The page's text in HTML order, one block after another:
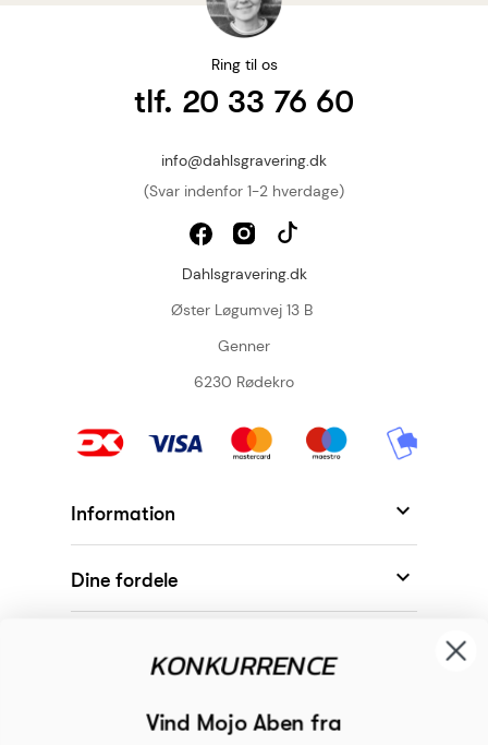
Ring til os
tlf. 20 33 76 60
info@dahlsgravering.dk
(Svar indenfor 1-2 hverdage)
Dahlsgravering.dk
Øster Løgumvej 13 B
Genner
6230 Rødekro
Information 
Dine fordele 
Begivenheder
KONKURRENCE
Vind Mojo Aben fra